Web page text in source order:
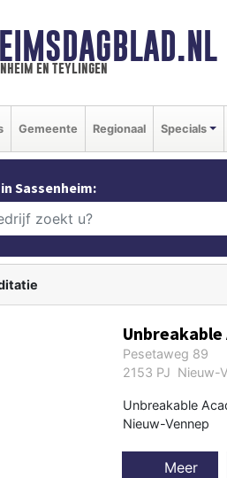
en teylingen
Gemeente Regionaal Specials
Sassenheim:
Unbreakable
Pesetaweg 89
2153 PJ Nieuw-
Unbreakable
Nieuw-Vennep
Meer